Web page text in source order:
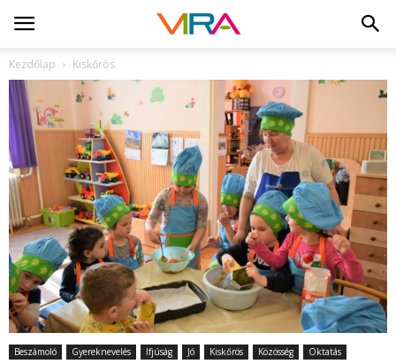
Kezdőlap Kiskőrös
Beszámoló Gyereknevelés Ifjúság Jó Kiskőrös Közösség Oktatás